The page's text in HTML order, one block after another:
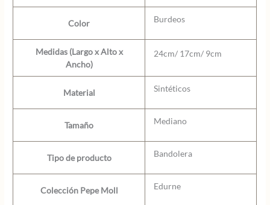
Color Burdeos
Medidas (Largo x Alto x
Ancho)
24cm/ 17cm/ 9cm
Material Sintéticos
Tamaño Mediano
Tipo de producto Bandolera
Colección Pepe Moll Edurne